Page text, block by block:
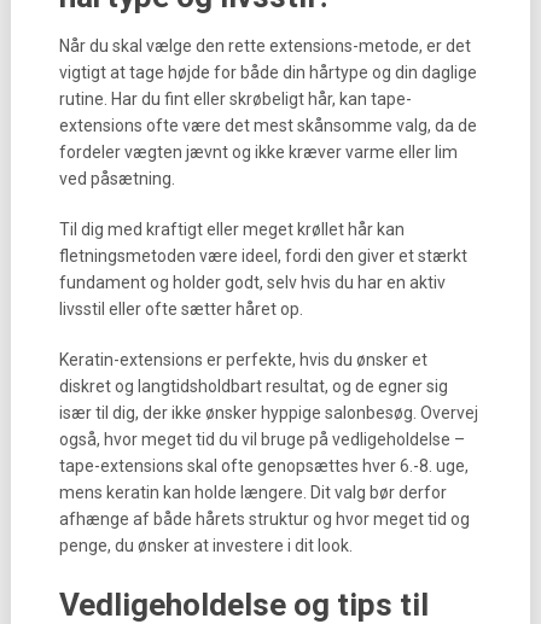
Når du skal vælge den rette extensions-metode, er det
vigtigt at tage højde for både din hårtype og din daglige
rutine. Har du fint eller skrøbeligt hår, kan tape-
extensions ofte være det mest skånsomme valg, da de
fordeler vægten jævnt og ikke kræver varme eller lim
ved påsætning.
Til dig med kraftigt eller meget krøllet hår kan
fletningsmetoden være ideel, fordi den giver et stærkt
fundament og holder godt, selv hvis du har en aktiv
livsstil eller ofte sætter håret op.
Keratin-extensions er perfekte, hvis du ønsker et
diskret og langtidsholdbart resultat, og de egner sig
især til dig, der ikke ønsker hyppige salonbesøg. Overvej
også, hvor meget tid du vil bruge på vedligeholdelse –
tape-extensions skal ofte genopsættes hver 6.-8. uge,
mens keratin kan holde længere. Dit valg bør derfor
afhænge af både hårets struktur og hvor meget tid og
penge, du ønsker at investere i dit look.
Vedligeholdelse og tips til